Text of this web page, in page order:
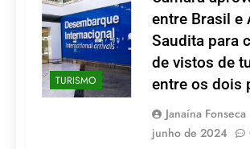
TURISMO
entre Brasil e
Saudita para
de vistos de
entre os dois
Janaína Fonseca
junho de 2024